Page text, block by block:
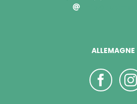
ALLEMAGNE